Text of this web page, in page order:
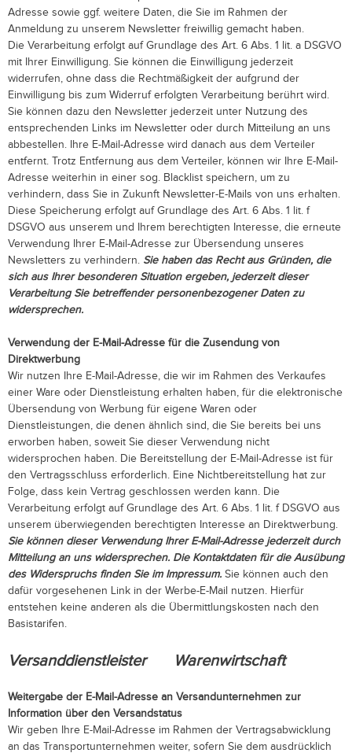
Adresse sowie ggf. weitere Daten, die Sie im Rahmen der
Anmeldung zu unserem Newsletter freiwillig gemacht haben.
Die Verarbeitung erfolgt auf Grundlage des Art. 6 Abs. 1 lit. a DSGVO
mit Ihrer Einwilligung. Sie können die Einwilligung jederzeit
widerrufen, ohne dass die Rechtmäßigkeit der aufgrund der
Einwilligung bis zum Widerruf erfolgten Verarbeitung berührt wird.
Sie können dazu den Newsletter jederzeit unter Nutzung des
entsprechenden Links im Newsletter oder durch Mitteilung an uns
abbestellen. Ihre E-Mail-Adresse wird danach aus dem Verteiler
entfernt. Trotz Entfernung aus dem Verteiler, können wir Ihre E-Mail-
Adresse weiterhin in einer sog. Blacklist speichern, um zu
verhindern, dass Sie in Zukunft Newsletter-E-Mails von uns erhalten.
Diese Speicherung erfolgt auf Grundlage des Art. 6 Abs. 1 lit. f
DSGVO aus unserem und Ihrem berechtigten Interesse, die erneute
Verwendung Ihrer E-Mail-Adresse zur Übersendung unseres
Newsletters zu verhindern. Sie haben das Recht aus Gründen, die
sich aus Ihrer besonderen Situation ergeben, jederzeit dieser
Verarbeitung Sie betreffender personenbezogener Daten zu
widersprechen.
Verwendung der E-Mail-Adresse für die Zusendung von
Direktwerbung
Wir nutzen Ihre E-Mail-Adresse, die wir im Rahmen des Verkaufes
einer Ware oder Dienstleistung erhalten haben, für die elektronische
Übersendung von Werbung für eigene Waren oder
Dienstleistungen, die denen ähnlich sind, die Sie bereits bei uns
erworben haben, soweit Sie dieser Verwendung nicht
widersprochen haben. Die Bereitstellung der E-Mail-Adresse ist für
den Vertragsschluss erforderlich. Eine Nichtbereitstellung hat zur
Folge, dass kein Vertrag geschlossen werden kann. Die
Verarbeitung erfolgt auf Grundlage des Art. 6 Abs. 1 lit. f DSGVO aus
unserem überwiegenden berechtigten Interesse an Direktwerbung.
Sie können dieser Verwendung Ihrer E-Mail-Adresse jederzeit durch
Mitteilung an uns widersprechen. Die Kontaktdaten für die Ausübung
des Widerspruchs finden Sie im Impressum. Sie können auch den
dafür vorgesehenen Link in der Werbe-E-Mail nutzen. Hierfür
entstehen keine anderen als die Übermittlungskosten nach den
Basistarifen.
Versanddienstleister Warenwirtschaft
Weitergabe der E-Mail-Adresse an Versandunternehmen zur
Information über den Versandstatus
Wir geben Ihre E-Mail-Adresse im Rahmen der Vertragsabwicklung
an das Transportunternehmen weiter, sofern Sie dem ausdrücklich